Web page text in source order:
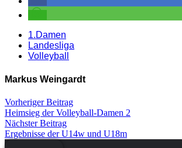
1.Damen
Landesliga
Volleyball
Markus Weingardt
Vorheriger Beitrag
Heimsieg der Volleyball-Damen 2
Nächster Beitrag
Ergebnisse der U14w und U18m